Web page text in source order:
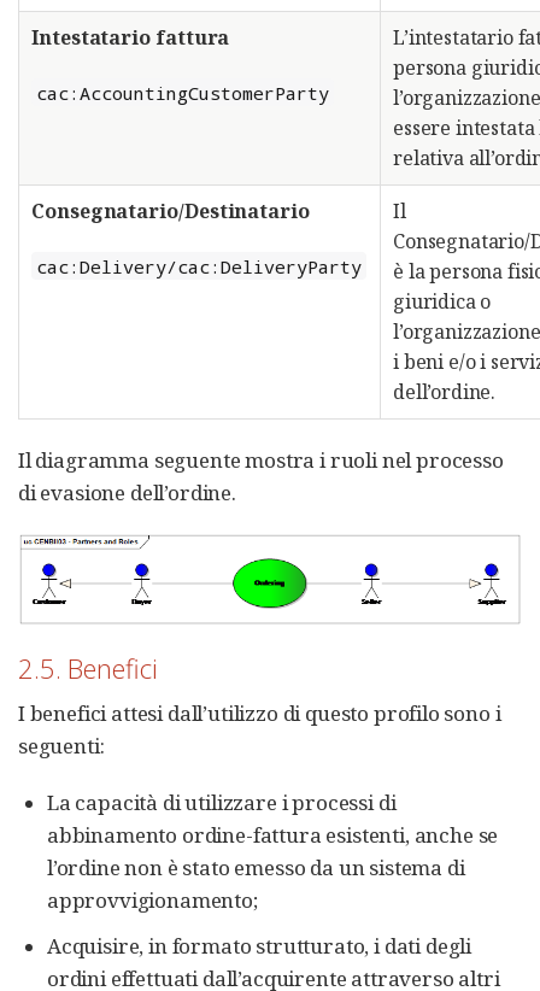
Intestatario fattura
cac:AccountingCustomerParty
L’intestatario
persona
essere
relativa
Consegnatario/Destinatario
cac:Delivery/cac:DeliveryParty
Il
Consegnatario/
è la persona
giuridica o
i beni e/o i
dell’ordine.
Il diagramma seguente mostra i ruoli nel processo
di evasione dell’ordine.
2.5. Benefici
I benefici attesi dall’utilizzo di questo profilo sono i
seguenti:
La capacità di utilizzare i processi di
abbinamento ordine-fattura esistenti, anche se
l’ordine non è stato emesso da un sistema di
approvvigionamento;
Acquisire, in formato strutturato, i dati degli
ordini effettuati dall’acquirente attraverso altri